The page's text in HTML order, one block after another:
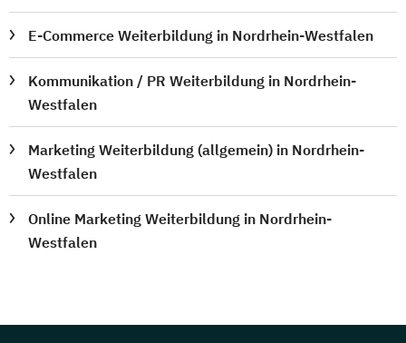
E-Commerce Weiterbildung in Nordrhein-Westfalen
Kommunikation / PR Weiterbildung in Nordrhein-
Westfalen
Marketing Weiterbildung (allgemein) in Nordrhein-
Westfalen
Online Marketing Weiterbildung in Nordrhein-
Westfalen